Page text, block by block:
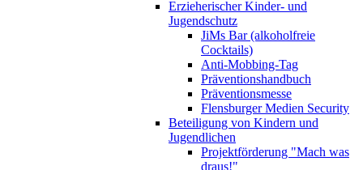
Erzieherischer Kinder- und
Jugendschutz
JiMs Bar (alkoholfreie
Cocktails)
Anti-Mobbing-Tag
Präventionshandbuch
Präventionsmesse
Flensburger Medien Security
Beteiligung von Kindern und
Jugendlichen
Projektförderung "Mach was
draus!"